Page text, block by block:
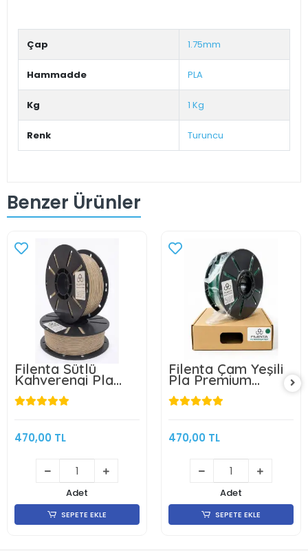
Çap 1.75mm
Hammadde PLA
Kg 1 Kg
Renk Turuncu
Benzer Ürünler
Filenta Sütlü
Kahverengi Pla
Premium Filament
1.75mm 1Kg
470,00 TL
Adet
SEPETE EKLE
Filenta Çam Yeşili
Pla Premium
Filament 1.75mm
1Kg
470,00 TL
Adet
SEPETE EKLE